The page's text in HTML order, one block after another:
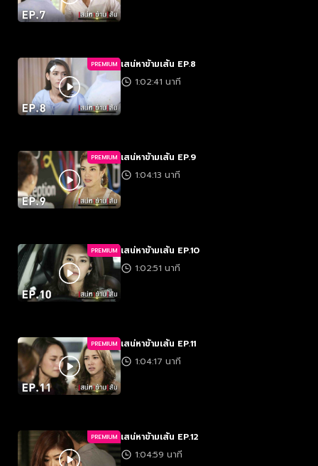
PREMIUM เสน่หาข้ามเส้น EP.8
1:02:41 นาที
PREMIUM เสน่หาข้ามเส้น EP.9
1:04:13 นาที
PREMIUM เสน่หาข้ามเส้น EP.10
1:02:51 นาที
PREMIUM เสน่หาข้ามเส้น EP.11
1:04:17 นาที
PREMIUM เสน่หาข้ามเส้น EP.12
1:04:59 นาที